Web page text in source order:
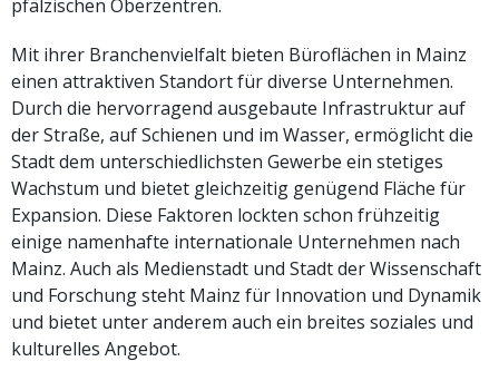
pfälzischen Oberzentren.
Mit ihrer Branchenvielfalt bieten Büroflächen in Mainz
einen attraktiven Standort für diverse Unternehmen.
Durch die hervorragend ausgebaute Infrastruktur auf
der Straße, auf Schienen und im Wasser, ermöglicht die
Stadt dem unterschiedlichsten Gewerbe ein stetiges
Wachstum und bietet gleichzeitig genügend Fläche für
Expansion. Diese Faktoren lockten schon frühzeitig
einige namenhafte internationale Unternehmen nach
Mainz. Auch als Medienstadt und Stadt der Wissenschaft
und Forschung steht Mainz für Innovation und Dynamik
und bietet unter anderem auch ein breites soziales und
kulturelles Angebot.